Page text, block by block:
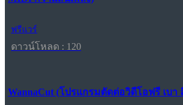
ฟรีแวร์
ดาวน์โหลด : 120
WannaCut (โปรแกรมตัดต่อวิดีโอฟรี เบา